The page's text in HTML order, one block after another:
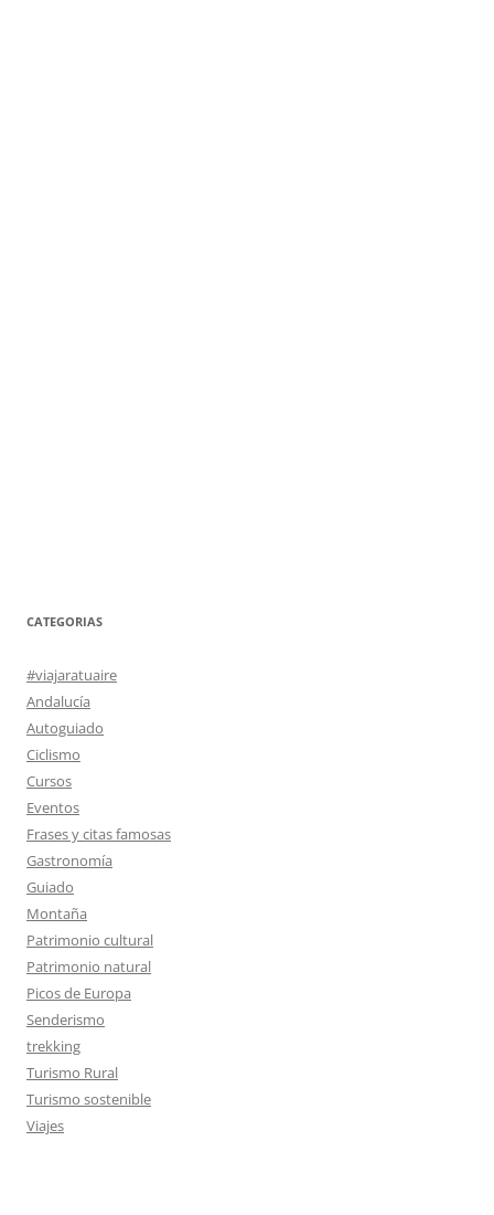
CATEGORIAS
#viajaratuaire
Andalucía
Autoguiado
Ciclismo
Cursos
Eventos
Frases y citas famosas
Gastronomía
Guiado
Montaña
Patrimonio cultural
Patrimonio natural
Picos de Europa
Senderismo
trekking
Turismo Rural
Turismo sostenible
Viajes